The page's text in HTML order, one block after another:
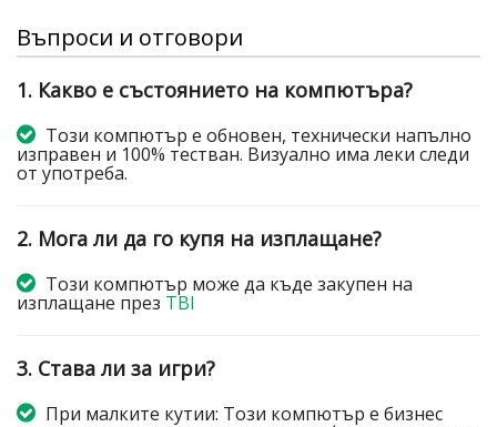
Въпроси и отговори
1. Какво е състоянието на компютъра?
Този компютър е обновен, технически напълно
изправен и 100% тестван. Визуално има леки следи
от употреба.
2. Мога ли да го купя на изплащане?
Този компютър може да къде закупен на
изплащане през TBI
3. Става ли за игри?
При малките кутии: Този компютър е бизнес